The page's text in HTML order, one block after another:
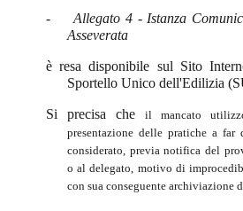
-
Allegato 4 - Istanza
Asseverata
è resa disponibile sul Sito
Sportello Unico dell'Edilizia
Si precisa che il mancato
presentazione delle pratiche a far
considerato, previa notifica del
o al delegato, motivo di
con sua conseguente archiviazione